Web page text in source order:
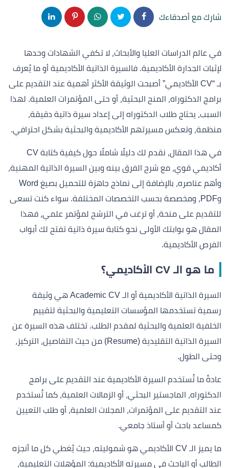
شارك مع أصدقاءك
في عالم الدراسات العليا والأبحاث، لا تكفي الشهادات وحدها
لإثبات الجدارة الأكاديمية. فالسيرة الذاتية الأكاديمية أو ما يُعرف
بـ “CV الأكاديمي” أصبحت الوثيقة الأكثر أهمية عند التقديم على
برامج الدكتوراه، المنح البحثية، أو حتى المؤتمرات العلمية. لهذا
السبب، يحتاج طلاب الدكتوراه إلى إعداد سيرة ذاتية دقيقة،
منظمة، وتعكس مسيرتهم الأكاديمية والبحثية بشكل احترافي.
في هذا المقال، نقدم لك دليلًا شاملًا حول كيفية كتابة CV
أكاديمي قوي، مع شرح الفرق بينه وبين السيرة الذاتية المهنية،
وأهم عناصره، بالإضافة إلى نماذج جاهزة للتحميل بصيغ Word
وPDF، ومخصصة بحسب التخصصات المختلفة. سواء كنت تسعى
للتقديم على منحة، أو ترغب في الترشح لمؤتمر علمي، فهذا
المقال هو بوابتك الأولى نحو كتابة سيرة ذاتية تفتح لك أبواب
الفرص الأكاديمية.
ما هو الـ CV الأكاديمي؟
السيرة الذاتية الأكاديمية أو الـ Academic CV هي وثيقة
رسمية تستخدمها المؤسسات التعليمية والبحثية لتقييم
الخلفية العلمية والبحثية لمقدم الطلب. تختلف هذه السيرة عن
السيرة الذاتية التقليدية (Resume) من حيث التفاصيل، التركيز،
وحتى الطول.
عادةً ما تُستخدم السيرة الأكاديمية عند التقديم على برامج
الدكتوراه، الماجستير البحثي، أو الزمالات العلمية، كما تُستخدم
عند التقديم على المؤتمرات، المجلات العلمية، أو طلب التعيين
كمساعد باحث أو أستاذ جامعي.
ما يميز الـ CV الأكاديمي هو شموليته، حيث يُغطي كل ما أنجزه
الطالب أو الباحث في مسيرته الأكاديمية: المؤهلات التعليمية،